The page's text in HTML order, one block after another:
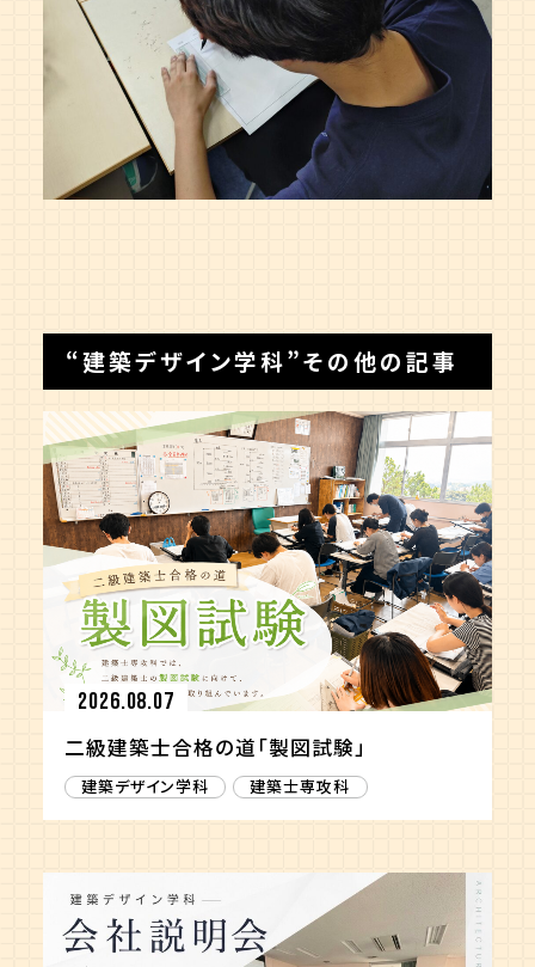
“建築デザイン学科”その他の記事
2026.08.07
二級建築士合格の道「製図試験」
建築デザイン学科 建築士専攻科